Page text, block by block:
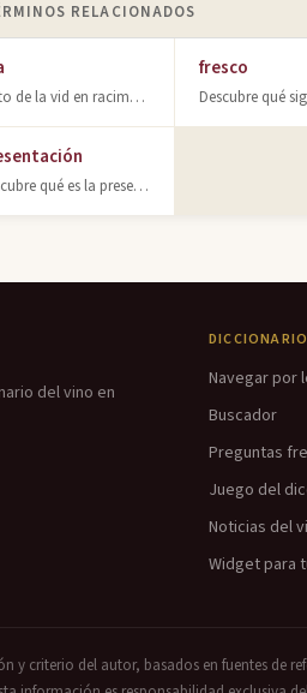
RELACIONADOS
Fruto de la vid en racimos, rico en azúcares. Base de la fermentación y elaborac
fresco
Descubre qué es la presentación en vino: etiquetas, cápsulas, cajas y accesorios
del vino en
DICCIONARIO
Navegar por
Buscador
Preguntas
Juego del
Noticias del
Widget para
y criterio del autor, basados en fuentes de